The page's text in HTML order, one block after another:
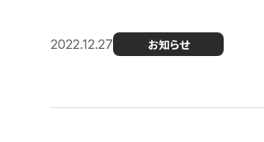
2022.12.27 お知らせ